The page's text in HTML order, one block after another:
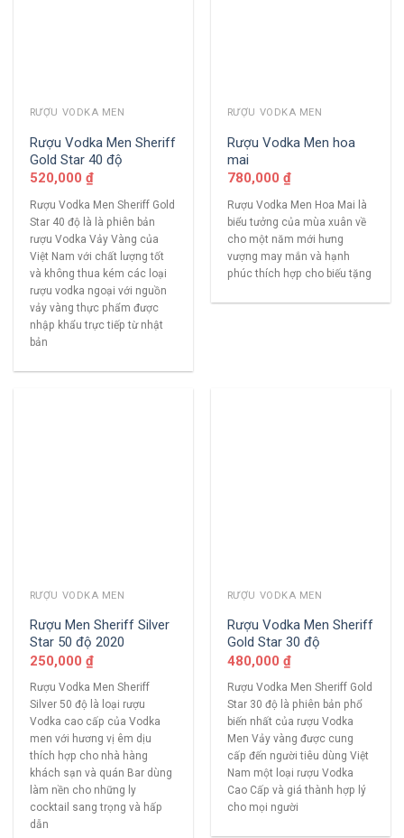
RƯỢU VODKA MEN
Rượu Vodka Men Sheriff
Gold Star 40 độ
520,000 ₫
Rượu Vodka Men Sheriff Gold
Star 40 độ là là phiên bản
rượu Vodka Vảy Vàng của
Việt Nam với chất lượng tốt
và không thua kém các loại
rượu vodka ngoại với nguồn
vảy vàng thực phẩm được
nhập khẩu trực tiếp từ nhật
bản
RƯỢU VODKA MEN
Rượu Vodka Men hoa
mai
780,000 ₫
Rượu Vodka Men Hoa Mai là
biểu tưởng của mùa xuân về
cho một năm mới hưng
vượng may mắn và hạnh
phúc thích hợp cho biếu tặng
RƯỢU VODKA MEN
Rượu Men Sheriff Silver
Star 50 độ 2020
250,000 ₫
Rượu Vodka Men Sheriff
Silver 50 độ là loại rượu
Vodka cao cấp của Vodka
men với hương vị êm dịu
thích hợp cho nhà hàng
khách sạn và quán Bar dùng
làm nền cho những ly
cocktail sang trọng và hấp
dẫn
RƯỢU VODKA MEN
Rượu Vodka Men Sheriff
Gold Star 30 độ
480,000 ₫
Rượu Vodka Men Sheriff Gold
Star 30 độ là phiên bản phổ
biến nhất của rượu Vodka
Men Vảy vàng được cung
cấp đến người tiêu dùng Việt
Nam một loại rượu Vodka
Cao Cấp và giá thành hợp lý
cho mọi người